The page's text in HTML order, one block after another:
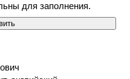
для заполнения.